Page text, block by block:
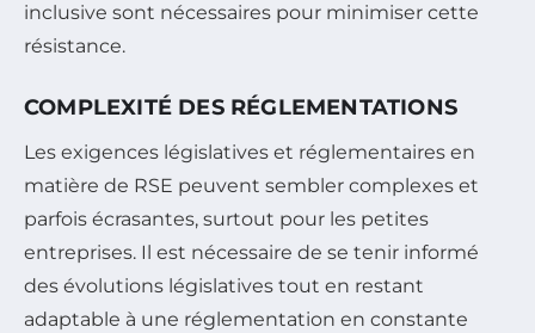
inclusive sont nécessaires pour minimiser cette
résistance.
COMPLEXITÉ DES RÉGLEMENTATIONS
Les exigences législatives et réglementaires en
matière de RSE peuvent sembler complexes et
parfois écrasantes, surtout pour les petites
entreprises. Il est nécessaire de se tenir informé
des évolutions législatives tout en restant
adaptable à une réglementation en constante